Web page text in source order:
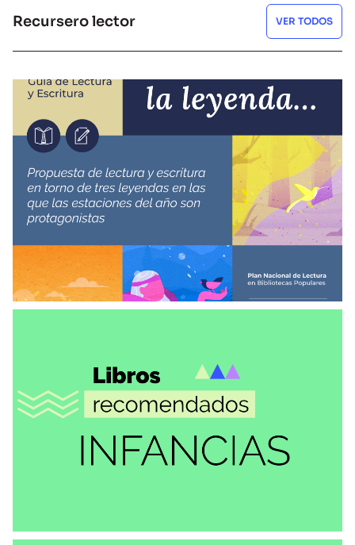
Recursero lector VER TODOS
Guía de lectura y escritura: Cuenta la
leyenda…
RECOMENDACIONES
VER MÁS